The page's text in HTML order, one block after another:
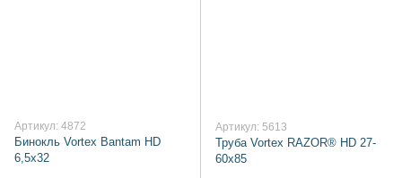
Артикул: 4872
Бинокль Vortex Bantam HD
6,5х32
Артикул: 5613
Труба Vortex RAZOR® HD 27-
60x85